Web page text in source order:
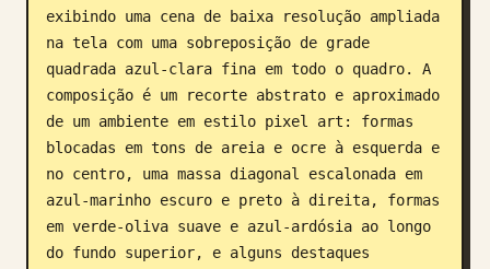
Atualizações
exibindo uma cena de baixa resolução ampliada
na tela com uma sobreposição de grade
quadrada azul-clara fina em todo o quadro. A
composição é um recorte abstrato e aproximado
de um ambiente em estilo pixel art: formas
blocadas em tons de areia e ocre à esquerda e
no centro, uma massa diagonal escalonada em
azul-marinho escuro e preto à direita, formas
em verde-oliva suave e azul-ardósia ao longo
do fundo superior, e alguns destaques